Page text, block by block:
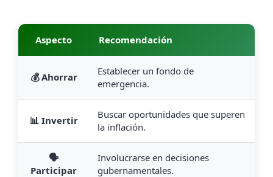
Aspecto Recomendación
💰 Ahorrar
Establecer un fondo de
emergencia.
📊 Invertir
Buscar oportunidades que superen
la inflación.
🗣️
Participar
Involucrarse en decisiones
gubernamentales.